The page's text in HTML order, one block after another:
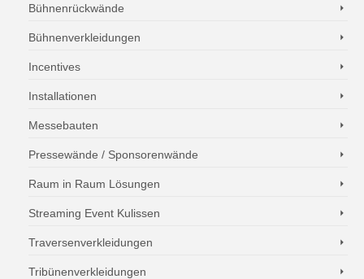
Bühnenrückwände
Bühnenverkleidungen
Incentives
Installationen
Messebauten
Pressewände / Sponsorenwände
Raum in Raum Lösungen
Streaming Event Kulissen
Traversenverkleidungen
Tribünenverkleidungen